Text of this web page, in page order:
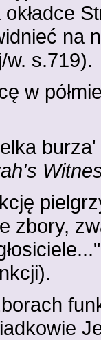
okładce
na
s.719).
w
zbory,